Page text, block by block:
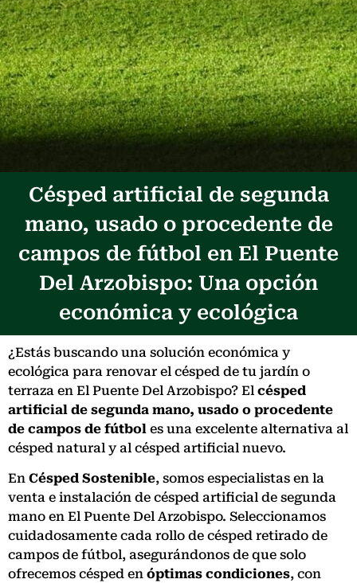
Césped artificial de segunda
mano, usado o procedente de
campos de fútbol en El Puente
Del Arzobispo: Una opción
económica y ecológica
¿Estás buscando una solución económica y
ecológica para renovar el césped de tu jardín o
terraza en El Puente Del Arzobispo? El césped
artificial de segunda mano, usado o procedente
de campos de fútbol es una excelente alternativa al
césped natural y al césped artificial nuevo.
En Césped Sostenible, somos especialistas en la
venta e instalación de césped artificial de segunda
mano en El Puente Del Arzobispo. Seleccionamos
cuidadosamente cada rollo de césped retirado de
campos de fútbol, asegurándonos de que solo
ofrecemos césped en óptimas condiciones, con